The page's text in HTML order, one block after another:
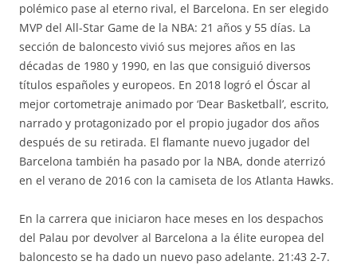
polémico pase al eterno rival, el Barcelona. En ser elegido
MVP del All-Star Game de la NBA: 21 años y 55 días. La
sección de baloncesto vivió sus mejores años en las
décadas de 1980 y 1990, en las que consiguió diversos
títulos españoles y europeos. En 2018 logró el Óscar al
mejor cortometraje animado por ‘Dear Basketball’, escrito,
narrado y protagonizado por el propio jugador dos años
después de su retirada. El flamante nuevo jugador del
Barcelona también ha pasado por la NBA, donde aterrizó
en el verano de 2016 con la camiseta de los Atlanta Hawks.
En la carrera que iniciaron hace meses en los despachos
del Palau por devolver al Barcelona a la élite europea del
baloncesto se ha dado un nuevo paso adelante. 21:43 2-7.